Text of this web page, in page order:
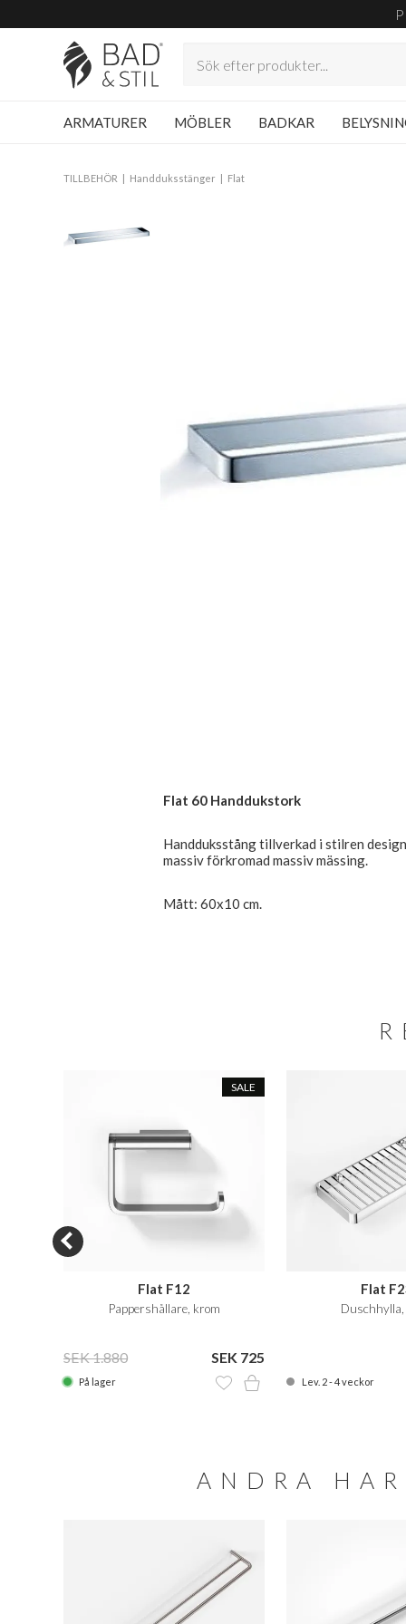
ARMATURER MÖBLER BADKAR
TILLBEHÖR Handduksstänger Flat
Flat 60 Handdukstork
Handduksstång tillverkad i stilren
massiv förkromad massiv mässing.
Mått: 60x10 cm.
SALE
Flat F12
Pappershållare, krom
SEK 1.880 SEK 725
På lager
Flat
Lev. 2 - 4 veckor
ANDRA